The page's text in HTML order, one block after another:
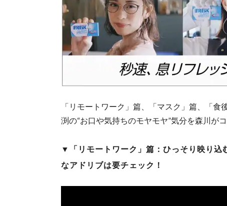
「リモートワーク」篇、「マスク」篇、「
渕の“お口や気持ちのモヤモヤ”気分を森川が
▼「リモートワーク」篇：ひっそり映り込
なアドリブは要チェック！